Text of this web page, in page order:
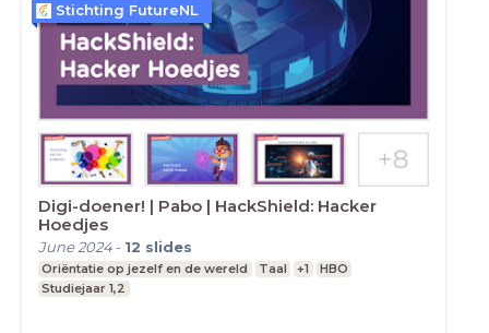
Digi-doener! | Pabo | HackShield: Hacker
Hoedjes
June 2024- 12 slides
Oriëntatie op jezelf en de wereld Taal +1
HBO
Studiejaar 1,2
Stichting FutureNL